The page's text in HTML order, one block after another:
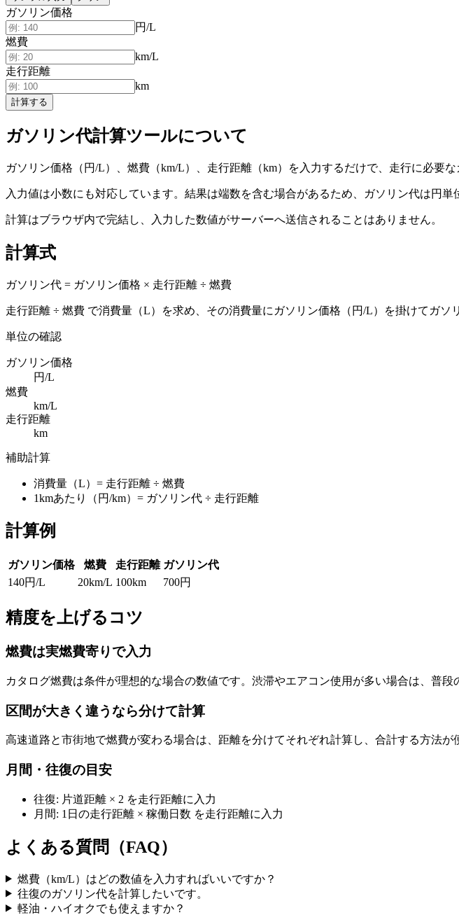
ガソリン価格
円/L
燃費
km/L
走行距離
km
計算する
ガソリン代計算ツールについて
ガソリン価格（円/L）、燃費（km/L）、走行距離（km）を入力するだけで、走行に必要
入力値は小数にも対応しています。結果は端数を含む場合があるため、ガソリン代は円単
計算はブラウザ内で完結し、入力した数値がサーバーへ送信されることはありません。
計算式
ガソリン代 = ガソリン価格 × 走行距離 ÷ 燃費
走行距離 ÷ 燃費 で消費量（L）を求め、その消費量にガソリン価格（円/L）を掛けてガソ
単位の確認
ガソリン価格
円/L
燃費
km/L
走行距離
km
補助計算
消費量（L）= 走行距離 ÷ 燃費
1kmあたり（円/km）= ガソリン代 ÷ 走行距離
計算例
ガソリン価格 燃費 走行距離 ガソリン代
140円/L
20km/L 100km 700円
精度を上げるコツ
燃費は実燃費寄りで入力
カタログ燃費は条件が理想的な場合の数値です。渋滞やエアコン使用が多い場合は、普
区間が大きく違うなら分けて計算
高速道路と市街地で燃費が変わる場合は、距離を分けてそれぞれ計算し、合計する方法が
月間・往復の目安
往復: 片道距離 × 2 を走行距離に入力
月間: 1日の走行距離 × 稼働日数 を走行距離に入力
よくある質問（FAQ）
燃費（km/L）はどの数値を入力すればいいですか？
往復のガソリン代を計算したいです。
軽油・ハイオクでも使えますか？